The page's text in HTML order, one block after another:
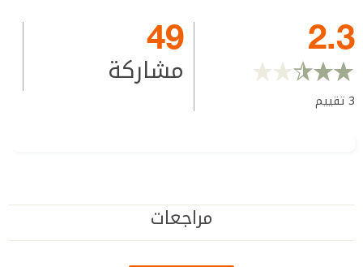
2.3
3تقييم
49
مشاركة
مراجعات